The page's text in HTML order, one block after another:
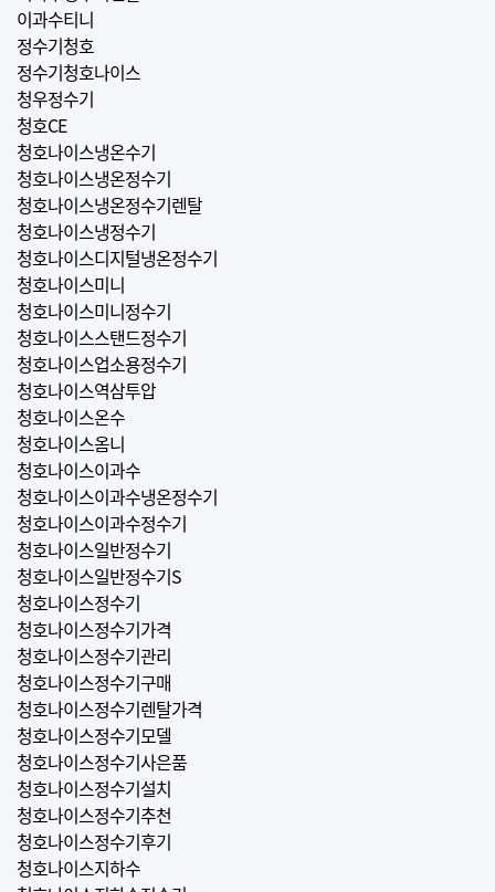
이과수티니
정수기청호
정수기청호나이스
청우정수기
청호CE
청호나이스냉온수기
청호나이스냉온정수기
청호나이스냉온정수기렌탈
청호나이스냉정수기
청호나이스디지털냉온정수기
청호나이스미니
청호나이스미니정수기
청호나이스스탠드정수기
청호나이스업소용정수기
청호나이스역삼투압
청호나이스온수
청호나이스옴니
청호나이스이과수
청호나이스이과수냉온정수기
청호나이스이과수정수기
청호나이스일반정수기
청호나이스일반정수기S
청호나이스정수기
청호나이스정수기가격
청호나이스정수기관리
청호나이스정수기구매
청호나이스정수기렌탈가격
청호나이스정수기모델
청호나이스정수기사은품
청호나이스정수기설치
청호나이스정수기추천
청호나이스정수기후기
청호나이스지하수